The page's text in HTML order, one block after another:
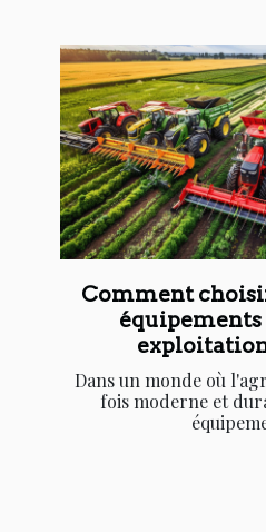
Comment
Dans un monde où
fois moderne et